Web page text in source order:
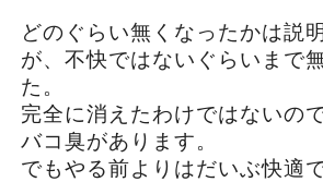
どのぐらい無くなったかは説
が、不快ではないぐらいまで
た。
完全に消えたわけではないの
バコ臭があります。
でもやる前よりはだいぶ快適で